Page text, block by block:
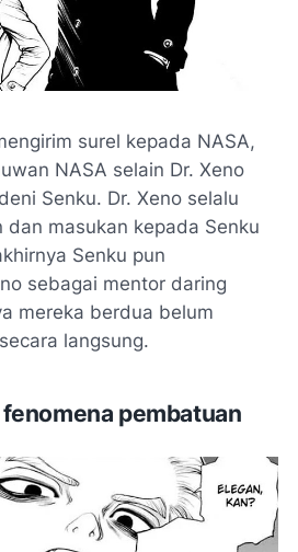
surel kepada NASA,
NASA selain Dr. Xeno
Senku. Dr. Xeno selalu
dan masukan kepada Senku
Senku pun
sebagai mentor daring
mereka berdua belum
langsung.
pembatuan